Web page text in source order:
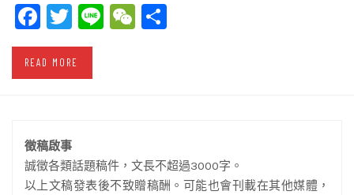
Facebook
Twitter
LineWeChat
READ MORE
徵稿啟事
誠徵各類話題稿件，文長不超過3000字。
以上文稿發表後不致贈稿酬。可能也會刊載在其他媒體，